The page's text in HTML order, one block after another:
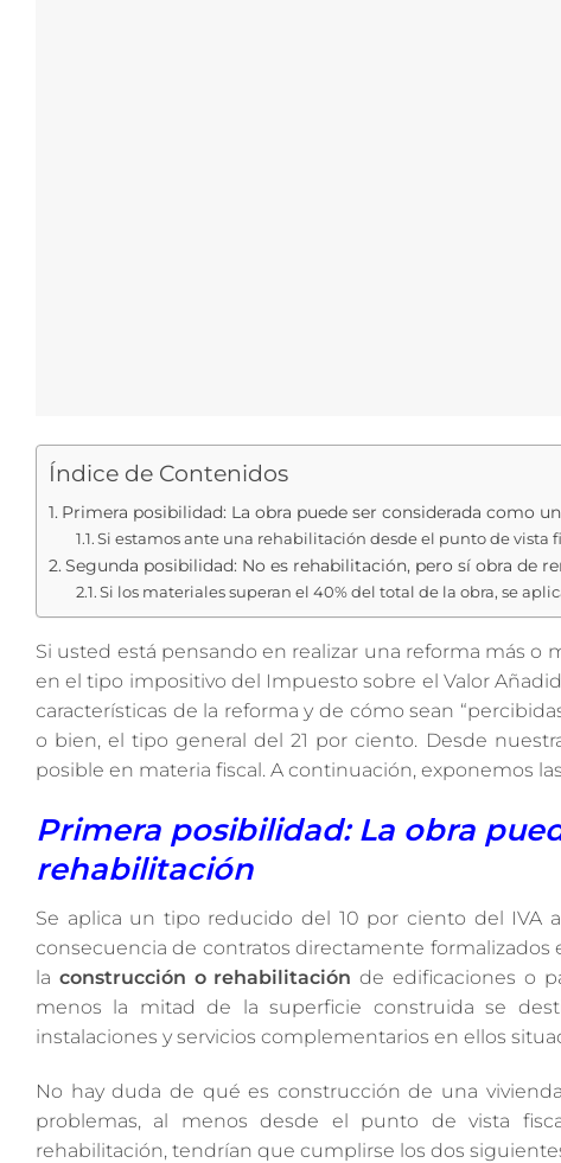
Índice de Contenidos
Primera posibilidad: La obra puede ser considerada como
Si estamos ante una rehabilitación desde el punto de vista
Segunda posibilidad: No es rehabilitación, pero sí obra de
Si los materiales superan el 40% del total de la obra, se
Si usted está pensando en realizar una reforma más
en el tipo impositivo del Impuesto sobre el Valor
características de la reforma y de cómo sean
o bien, el tipo general del 21 por ciento. Desde
posible en materia fiscal. A continuación, exponemos
Primera posibilidad: La obra
rehabilitación
Se aplica un tipo reducido del 10 por ciento del IVA
consecuencia de contratos directamente
la construcción o rehabilitación de edificaciones o
menos la mitad de la superficie construida se
instalaciones y servicios complementarios en ellos
No hay duda de qué es construcción de una
problemas, al menos desde el punto de vista
rehabilitación, tendrían que cumplirse los dos